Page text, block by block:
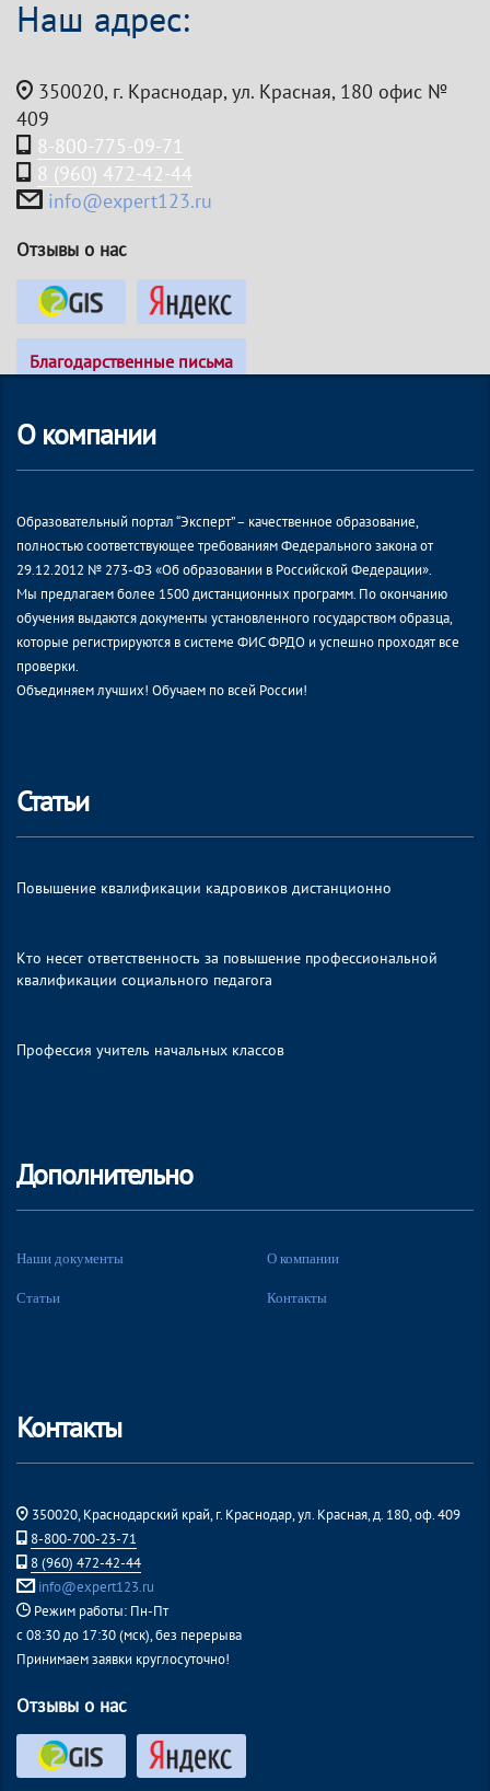
Наш адрес:
350020, г. Краснодар, ул. Красная, 180 офис №
409
8-800-775-09-71
8 (960) 472-42-44
info@expert123.ru
Отзывы о нас
Благодарственные письма
О компании
Образовательный портал “Эксперт” – качественное образование,
полностью соответствующее требованиям Федерального закона от
29.12.2012 № 273-ФЗ «Об образовании в Российской Федерации».
Мы предлагаем более 1500 дистанционных программ. По окончанию
обучения выдаются документы установленного государством образца,
которые регистрируются в системе ФИС ФРДО и успешно проходят все
проверки.
Объединяем лучших! Обучаем по всей России!
Статьи
Повышение квалификации кадровиков дистанционно
Кто несет ответственность за повышение профессиональной
квалификации социального педагога
Профессия учитель начальных классов
Дополнительно
Наши документы О компании
Статьи Контакты
Контакты
350020, Краснодарский край, г. Краснодар, ул. Красная, д. 180, оф. 409
8-800-700-23-71
8 (960) 472-42-44
info@expert123.ru
Режим работы: Пн-Пт
с 08:30 до 17:30 (мск), без перерыва
Принимаем заявки круглосуточно!
Отзывы о нас